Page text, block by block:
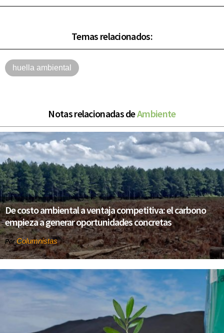
Temas relacionados:
huella ambiental
Notas relacionadas deAmbiente
De costo ambiental a ventaja competitiva: el carbono
empieza a generar oportunidades concretas
PorColumnistas